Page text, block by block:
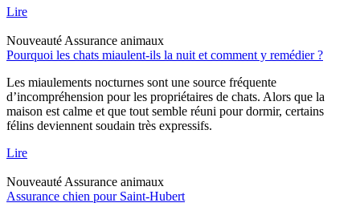
Lire
Nouveauté Assurance animaux
Pourquoi les chats miaulent-ils la nuit et comment y remédier ?
Les miaulements nocturnes sont une source fréquente
d’incompréhension pour les propriétaires de chats. Alors que la
maison est calme et que tout semble réuni pour dormir, certains
félins deviennent soudain très expressifs.
Lire
Nouveauté Assurance animaux
Assurance chien pour Saint-Hubert